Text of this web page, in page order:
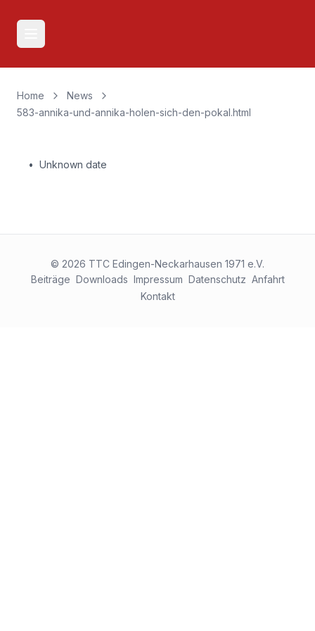
Open main menu
Home
News
583-annika-und-annika-holen-sich-den-pokal.html
• Unknown date
© 2026 TTC Edingen-Neckarhausen 1971 e.V.
Beiträge Downloads Impressum Datenschutz Anfahrt
Kontakt